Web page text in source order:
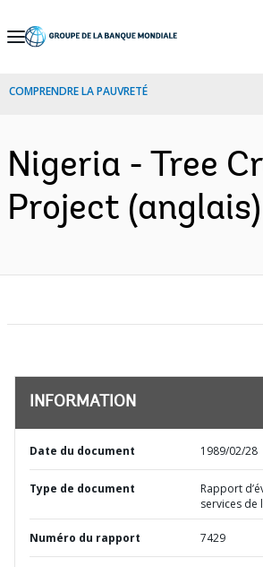
Skip
Navigation
COMPRENDRE LA PAUVRETÉ
Nigeria - Tree
Project (anglais)
INFORMATION
Date du document 1989/02/28
Type de document
Rapport
services de
Numéro du rapport 7429